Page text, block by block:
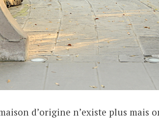
d’origine n’existe plus